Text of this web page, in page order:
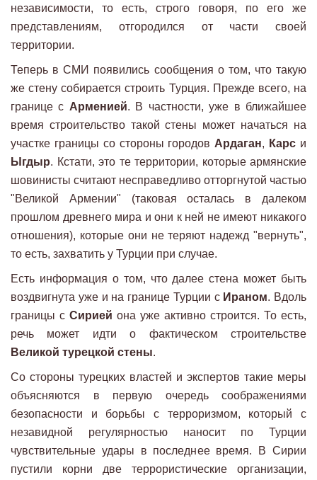
независимости, то есть, строго говоря, по его же
представлениям, отгородился от части своей
территории.
Теперь в СМИ появились сообщения о том, что такую
же стену собирается строить Турция. Прежде всего, на
границе с Арменией. В частности, уже в ближайшее
время строительство такой стены может начаться на
участке границы со стороны городов Ардаган, Карс и
Ыгдыр. Кстати, это те территории, которые армянские
шовинисты считают несправедливо отторгнутой частью
"Великой Армении" (таковая осталась в далеком
прошлом древнего мира и они к ней не имеют никакого
отношения), которые они не теряют надежд "вернуть",
то есть, захватить у Турции при случае.
Есть информация о том, что далее стена может быть
воздвигнута уже и на границе Турции с Ираном. Вдоль
границы с Сирией она уже активно строится. То есть,
речь может идти о фактическом строительстве
Великой турецкой стены.
Со стороны турецких властей и экспертов такие меры
объясняются в первую очередь соображениями
безопасности и борьбы с терроризмом, который с
незавидной регулярностью наносит по Турции
чувствительные удары в последнее время. В Сирии
пустили корни две террористические организации,